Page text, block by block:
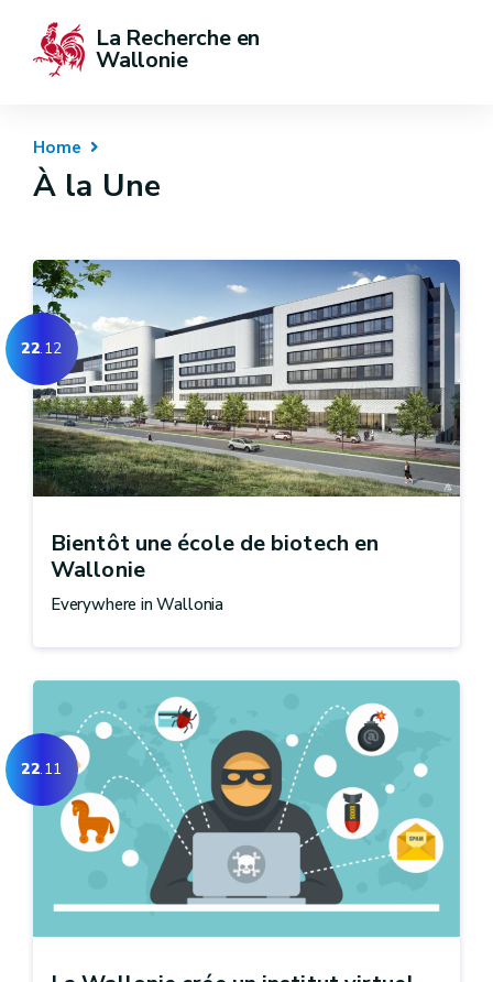
La Recherche en
Wallonie
Home
À la Une
22.12
Bientôt une école de biotech en
Wallonie
Everywhere in Wallonia
22.11